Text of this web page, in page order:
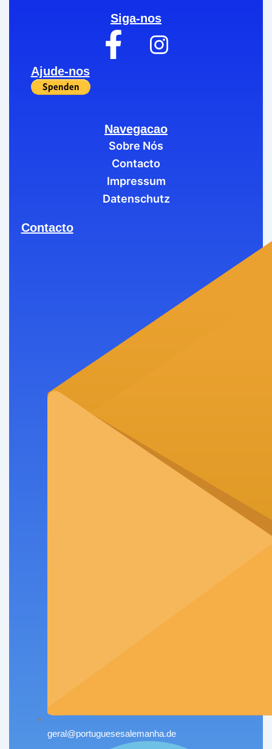
Siga-nos
Ajude-nos
Navegacao
Sobre Nós
Contacto
Impressum
Datenschutz
Contacto
geral@portuguesesalemanha.de